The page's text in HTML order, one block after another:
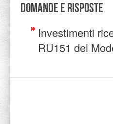
Domande e risposte
Investimenti
RU151 del